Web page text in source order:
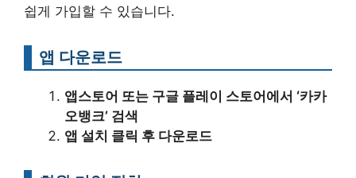
쉽게 가입할 수 있습니다.
앱 다운로드
앱스토어 또는 구글 플레이 스토어에서 ‘카카
오뱅크’ 검색
앱 설치 클릭 후 다운로드